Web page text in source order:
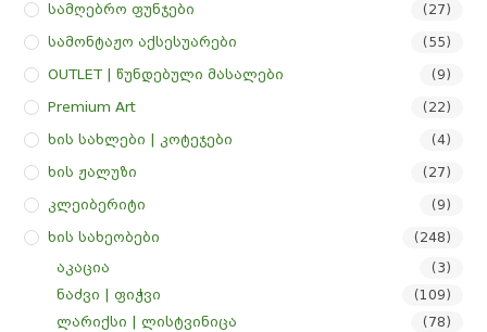
Სამღებრო Ფუნჯები (27)
Სამონტაჟო Აქსესუარები (55)
OUTLET | Წუნდებული Მასალები (9)
Premium Art (22)
Ხის Სახლები | Კოტეჯები (4)
Ხის Ჟალუზი (27)
Კლეიბერიტი (9)
Ხის Სახეობები (248)
აკაცია (3)
ნაძვი | ფიჭვი (109)
ლარიქსი | ლისტვინიცა (78)